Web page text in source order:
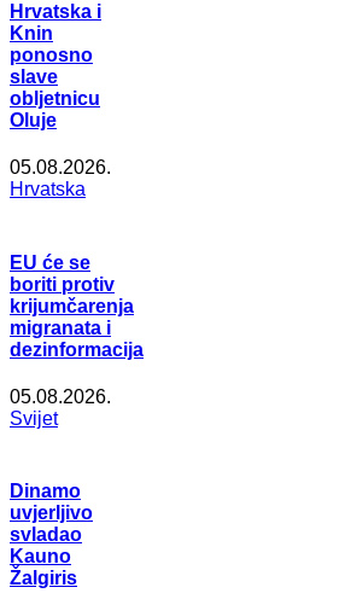
Hrvatska i
Knin
ponosno
slave
obljetnicu
Oluje
05.08.2026.
Hrvatska
EU će se
boriti protiv
krijumčarenja
migranata i
dezinformacija
05.08.2026.
Svijet
Dinamo
uvjerljivo
svladao
Kauno
Žalgiris